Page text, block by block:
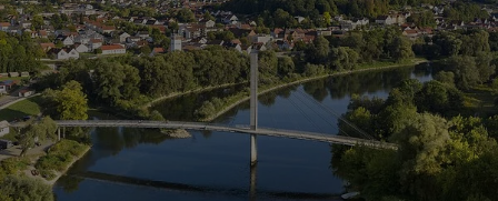
Wirtschaft & Handel